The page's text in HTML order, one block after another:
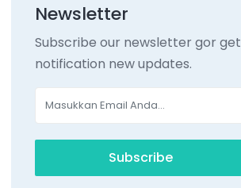
Newsletter
Subscribe our newsletter gor get
notification new updates.
Subscribe